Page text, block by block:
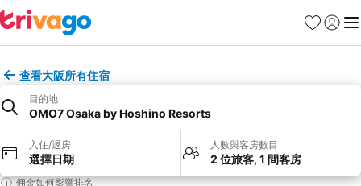
收藏夾
登入 選
查看大阪所有住宿
目的地
OMO7 Osaka by Hoshino Resorts
入住/退房
選擇日期
人數與客房數目
2 位旅客, 1 間客房
佣金如何影響排名